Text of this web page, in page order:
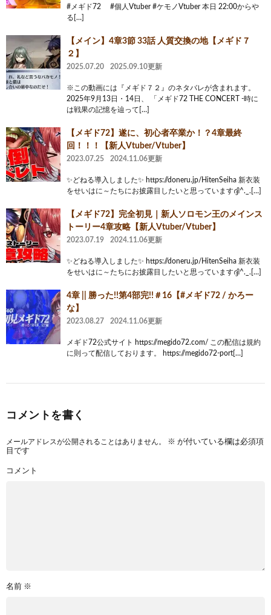
#メギド72 #個人Vtuber #ケモノVtuber 本日 22:00からや
る[…]
【メイン】4章3節 33話 人質交換の地【メギド７
２】
2025.07.20 2025.09.10更新
※この動画には『メギド７２』のネタバレが含まれます。
2025年9月13日・14日、 「メギド72 THE CONCERT -時に
は戦果の記憶を辿って[…]
【メギド72】遂に、初心者卒業か！？4章最終
回！！！【新人Vtuber/Vtuber】
2023.07.25 2024.11.06更新
✨どねる導入しました✨ https://doneru.jp/HitenSeiha 新衣装
をせいはに～たちにお披露目したいと思っていますദ്ദി^._.[…]
【メギド72】完全初見｜新人ソロモン王のメインス
トーリー4章攻略【新人Vtuber/Vtuber】
2023.07.19 2024.11.06更新
✨どねる導入しました✨ https://doneru.jp/HitenSeiha 新衣装
をせいはに～たちにお披露目したいと思っていますദ്ദി^._.[…]
4章 || 勝った!!第4部完!!＃16【#メギド72 / かろー
な】
2023.08.27 2024.11.06更新
メギド72公式サイト https://megido72.com/ この配信は規約
に則って配信しております。 https://megido72-port[…]
コメントを書く
メールアドレスが公開されることはありません。 ※ が付いている欄は必須項
目です
コメント
名前 ※